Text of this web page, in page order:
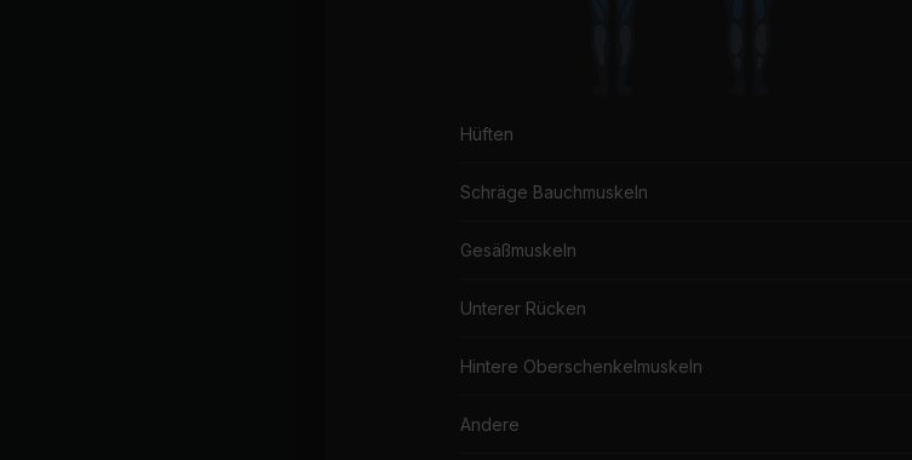
Hüften
Schräge Bauchmuskeln
Gesäßmuskeln
Unterer Rücken
Hintere Oberschenkelmuskeln
Andere